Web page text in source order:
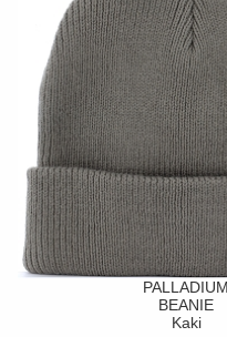
PALLADIUM
BEANIE
Kaki